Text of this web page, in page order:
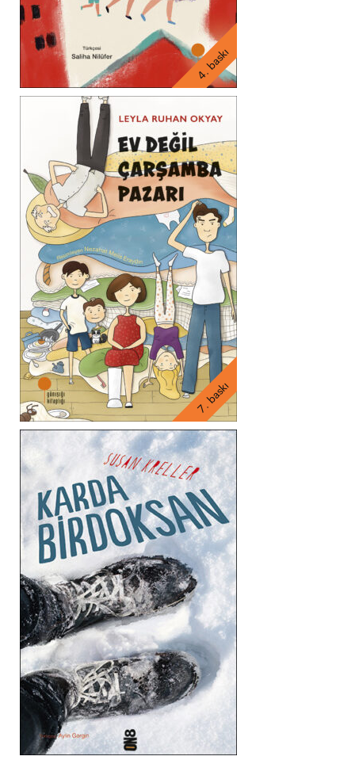
4. baskı
7. baskı